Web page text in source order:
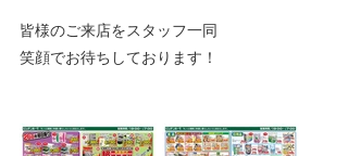
皆様のご来店をスタッフ一同
笑顔でお待ちしております！